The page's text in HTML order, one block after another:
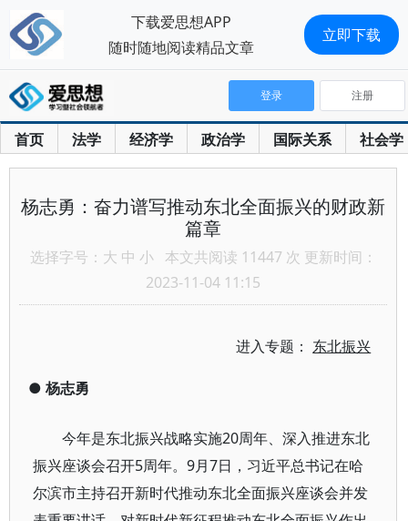
首页 法学 经济学 政治学 国际关系 社会学
登录 注册
杨志勇：奋力谱写推动东北全面振兴的财政新
篇章
选择字号： 大 中 小 本文共阅读 11447 次 更新时间：
2023-11-04 11:15
进入专题： 东北振兴
● 杨志勇
今年是东北振兴战略实施20周年、深入推进东北
振兴座谈会召开5周年。9月7日，习近平总书记在哈
尔滨市主持召开新时代推动东北全面振兴座谈会并发
下载爱思想APP
随时随地阅读精品文章
立即下载